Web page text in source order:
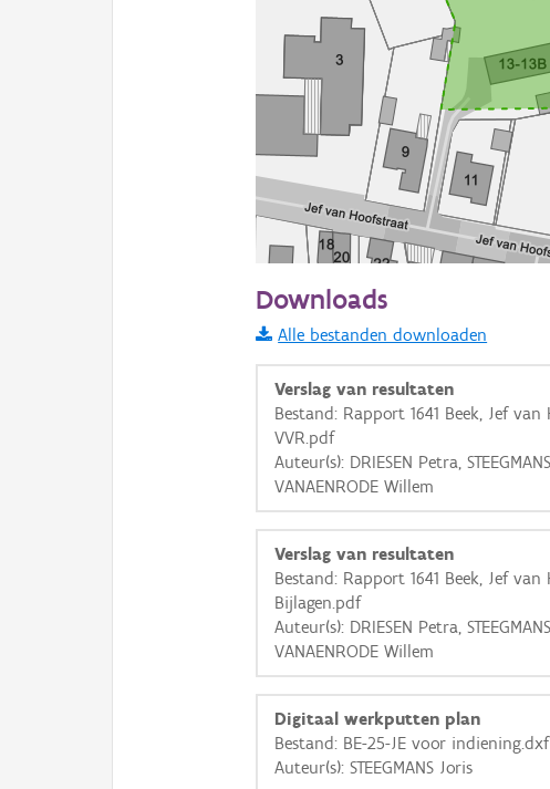
Informatie Vlaanderen
i
+
Basis Lagen
OSM-Basiskaart
Ortho
GRB-Basiskaart
GRB-Basiskaart in grijswaarden
Downloads
Alle bestanden downloaden
Verslag van resultaten
Bestand: Rapport 1641 Beek, Jef
VVR.pdf
Auteur(s): DRIESEN Petra,
VANAENRODE Willem
Verslag van resultaten
Bestand: Rapport 1641 Beek, Jef
Bijlagen.pdf
Auteur(s): DRIESEN Petra,
VANAENRODE Willem
Digitaal werkputten plan
Bestand: BE-25-JE voor indiening.dxf
Auteur(s): STEEGMANS Joris